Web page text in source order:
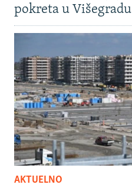
pokreta u Višegradu
AKTUELNO